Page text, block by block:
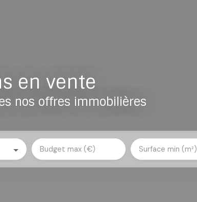
en vente
nos offres immobilières
Budget max (€) Surface min (m²)